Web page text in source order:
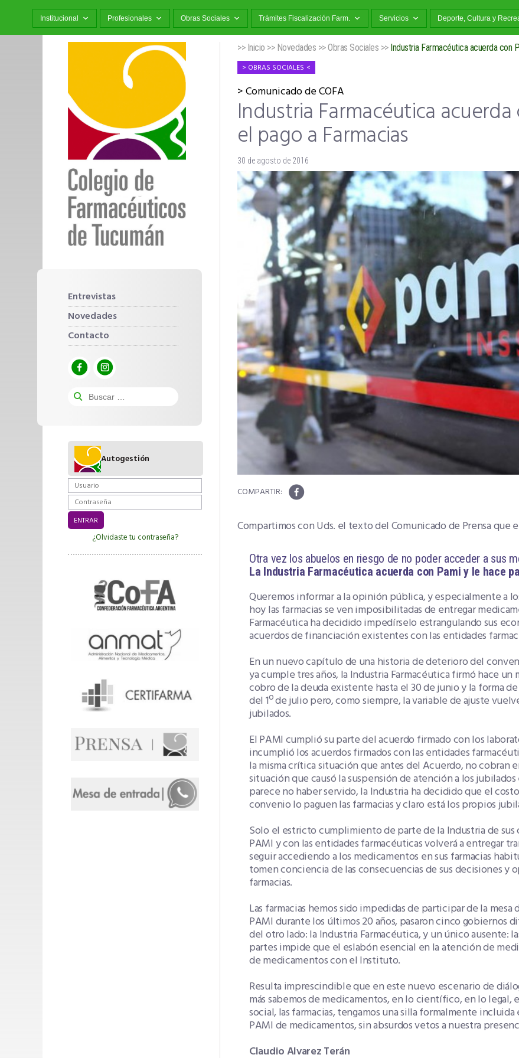
Institucional Profesionales Obras Sociales Trámites Fiscalización Farm. Servicios Deporte, Cultura y
Entrevistas
Novedades
Contacto
Autogestión
¿Olvidaste tu contraseña?
>> Inicio >> Novedades >>Obras Sociales >> Industria Farmacéutica acuerda con
OBRAS SOCIALES
Comunicado de COFA
Industria Farmacéutica
el pago a Farmacias
30 de agosto de 2016
Compartimos con Uds. el texto del Comunicado de Prensa que
Otra vez los abuelos en riesgo de no poder acceder a sus
La Industria Farmacéutica acuerda con Pami y le hace
Queremos informar a la opinión pública, y especialmente a
hoy las farmacias se ven imposibilitadas de entregar
Farmacéutica ha decidido impedírselo estrangulando sus
acuerdos de financiación existentes con las entidades
En un nuevo capítulo de una historia de deterioro del
ya cumple tres años, la Industria Farmacéutica firmó hace
cobro de la deuda existente hasta el 30 de junio y la forma
del 1º de julio pero, como siempre, la variable de ajuste
jubilados.
El PAMI cumplió su parte del acuerdo firmado con los
incumplió los acuerdos firmados con las entidades
la misma crítica situación que antes del Acuerdo, no cobran
situación que causó la suspensión de atención a los
parece no haber servido, la Industria ha decidido que el
convenio lo paguen las farmacias y claro está los propios
Solo el estricto cumplimiento de parte de la Industria de
PAMI y con las entidades farmacéuticas volverá a entregar
seguir accediendo a los medicamentos en sus farmacias
tomen conciencia de las consecuencias de sus decisiones y
farmacias.
Las farmacias hemos sido impedidas de participar de la
PAMI durante los últimos 20 años, pasaron cinco gobiernos
del otro lado: la Industria Farmacéutica, y un único ausente:
partes impide que el eslabón esencial en la atención de
de medicamentos con el Instituto.
Resulta imprescindible que en este nuevo escenario de
más sabemos de medicamentos, en lo científico, en lo
social, las farmacias, tengamos una silla formalmente
PAMI de medicamentos, sin absurdos vetos a nuestra
Claudio Alvarez Terán